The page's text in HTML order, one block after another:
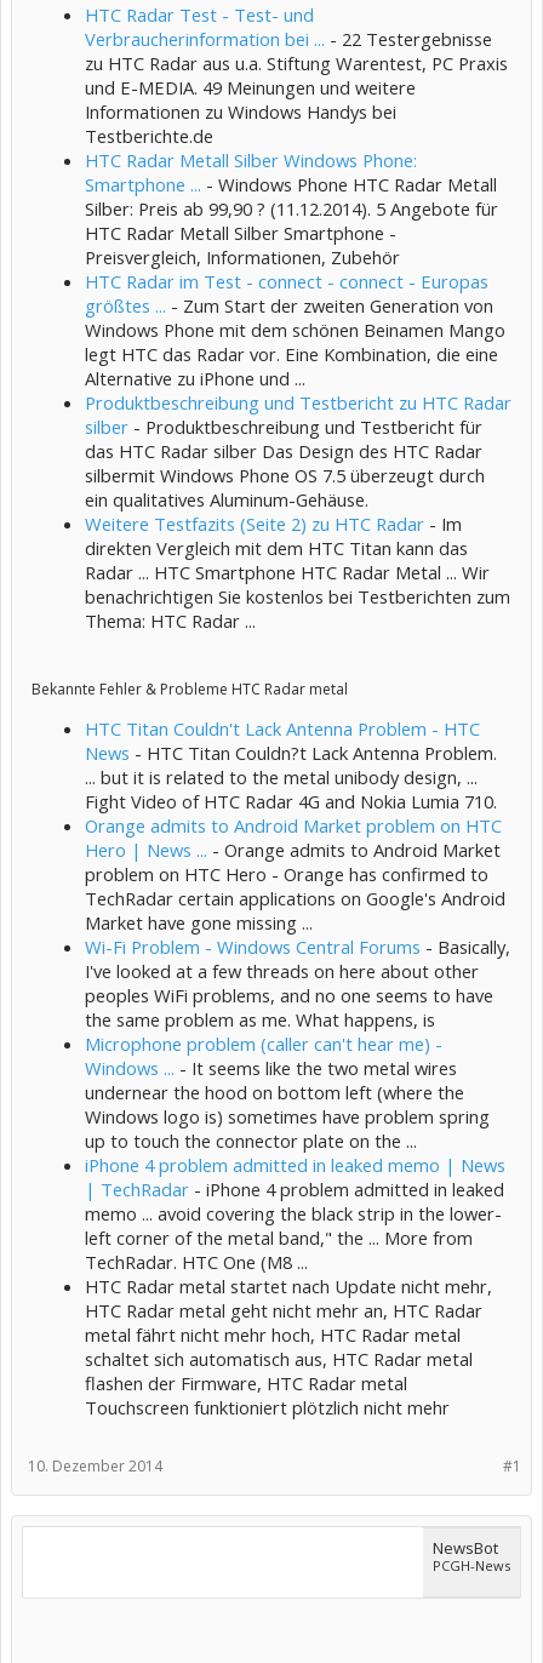
HTC Radar Test - Test- und
Verbraucherinformation bei ... - 22 Testergebnisse
zu HTC Radar aus u.a. Stiftung Warentest, PC Praxis
und E-MEDIA. 49 Meinungen und weitere
Informationen zu Windows Handys bei
Testberichte.de
HTC Radar Metall Silber Windows Phone:
Smartphone ... - Windows Phone HTC Radar Metall
Silber: Preis ab 99,90 ? (11.12.2014). 5 Angebote für
HTC Radar Metall Silber Smartphone -
Preisvergleich, Informationen, Zubehör
HTC Radar im Test - connect - connect - Europas
größtes ... - Zum Start der zweiten Generation von
Windows Phone mit dem schönen Beinamen Mango
legt HTC das Radar vor. Eine Kombination, die eine
Alternative zu iPhone und ...
Produktbeschreibung und Testbericht zu HTC Radar
silber - Produktbeschreibung und Testbericht für
das HTC Radar silber Das Design des HTC Radar
silbermit Windows Phone OS 7.5 überzeugt durch
ein qualitatives Aluminum-Gehäuse.
Weitere Testfazits (Seite 2) zu HTC Radar - Im
direkten Vergleich mit dem HTC Titan kann das
Radar ... HTC Smartphone HTC Radar Metal ... Wir
benachrichtigen Sie kostenlos bei Testberichten zum
Thema: HTC Radar ...
Bekannte Fehler & Probleme HTC Radar metal
HTC Titan Couldn't Lack Antenna Problem - HTC
News - HTC Titan Couldn?t Lack Antenna Problem.
... but it is related to the metal unibody design, ...
Fight Video of HTC Radar 4G and Nokia Lumia 710.
Orange admits to Android Market problem on HTC
Hero | News ... - Orange admits to Android Market
problem on HTC Hero - Orange has confirmed to
TechRadar certain applications on Google's Android
Market have gone missing ...
Wi-Fi Problem - Windows Central Forums - Basically,
I've looked at a few threads on here about other
peoples WiFi problems, and no one seems to have
the same problem as me. What happens, is
Microphone problem (caller can't hear me) -
Windows ... - It seems like the two metal wires
undernear the hood on bottom left (where the
Windows logo is) sometimes have problem spring
up to touch the connector plate on the ...
iPhone 4 problem admitted in leaked memo | News
| TechRadar - iPhone 4 problem admitted in leaked
memo ... avoid covering the black strip in the lower-
left corner of the metal band," the ... More from
TechRadar. HTC One (M8 ...
HTC Radar metal startet nach Update nicht mehr,
HTC Radar metal geht nicht mehr an, HTC Radar
metal fährt nicht mehr hoch, HTC Radar metal
schaltet sich automatisch aus, HTC Radar metal
flashen der Firmware, HTC Radar metal
Touchscreen funktioniert plötzlich nicht mehr
#1
10. Dezember 2014
NewsBot
PCGH-News